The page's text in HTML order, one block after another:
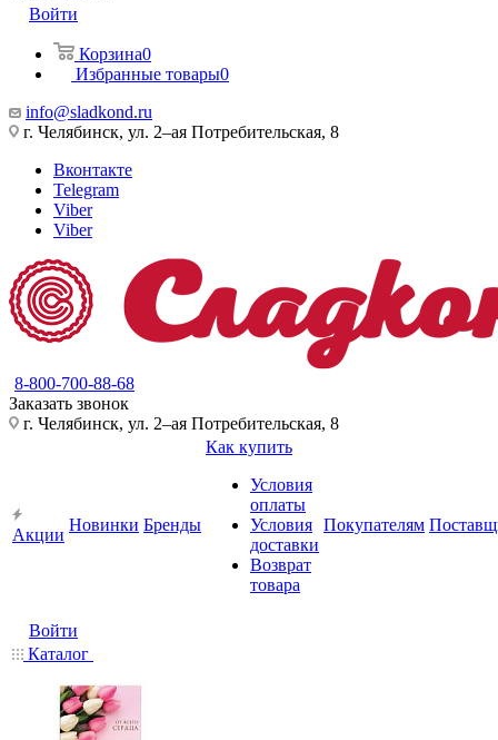
Войти
Корзина0
Избранные товары0
info@sladkond.ru
г. Челябинск, ул. 2–ая Потребительская, 8
Вконтакте
Telegram
Viber
Viber
8-800-700-88-68
Заказать звонок
г. Челябинск, ул. 2–ая Потребительская, 8
Акции
Новинки Бренды
Как купить
Условия
оплаты
Условия
доставки
Возврат
товара
Покупателям
Войти
Каталог